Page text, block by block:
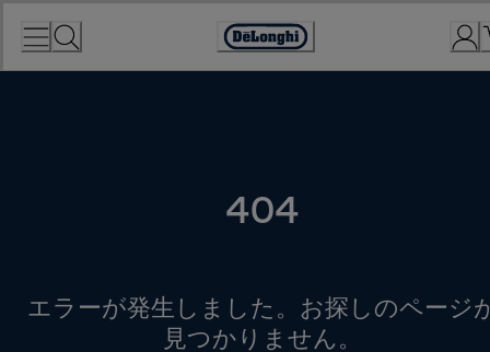
Accessibility
Statement
404
エラーが発生しました。お探しのページ
見つかりません。